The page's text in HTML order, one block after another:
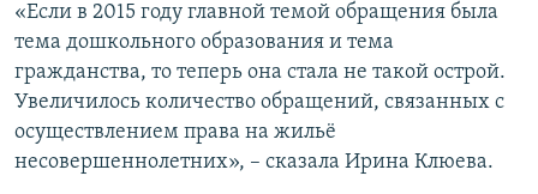
«Если в 2015 году главной темой обращения была
тема дошкольного образования и тема
гражданства, то теперь она стала не такой острой.
Увеличилось количество обращений, связанных с
осуществлением права на жильё
несовершеннолетних», – сказала Ирина Клюева.